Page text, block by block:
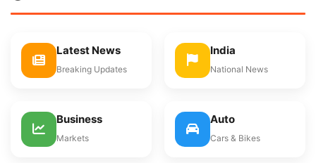
Latest News
Breaking Updates
India
National News
Business
Markets
Auto
Cars & Bikes